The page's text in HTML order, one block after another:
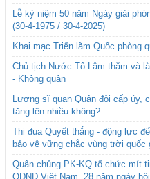
Lễ kỷ niệm 50 năm Ngày giải
(30-4-1975 / 30-4-2025)
Khai mạc Triển lãm Quốc phòng
Chủ tịch Nước Tô Lâm thăm và
- Không quân
Lương sĩ quan Quân đội cấp úy,
tăng lên nhiều không?
Thi đua Quyết thắng - động lực
bảo vệ vững chắc vùng trời quốc
Quân chủng PK-KQ tổ chức mít
QĐND Việt Nam, 28 năm ngày